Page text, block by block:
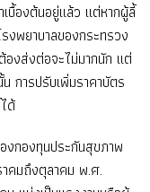
บื้องต้นอยู่แล้ว แต่หากผู้ลี้
งพยาบาลของกระทรวง
องส่งต่อจะไม่มากนัก แต่
การปรับเพิ่มราคาบัตร
ด้
งกองทุนประกันสุขภาพ
าคมถึงตุลาคม พ.ศ.